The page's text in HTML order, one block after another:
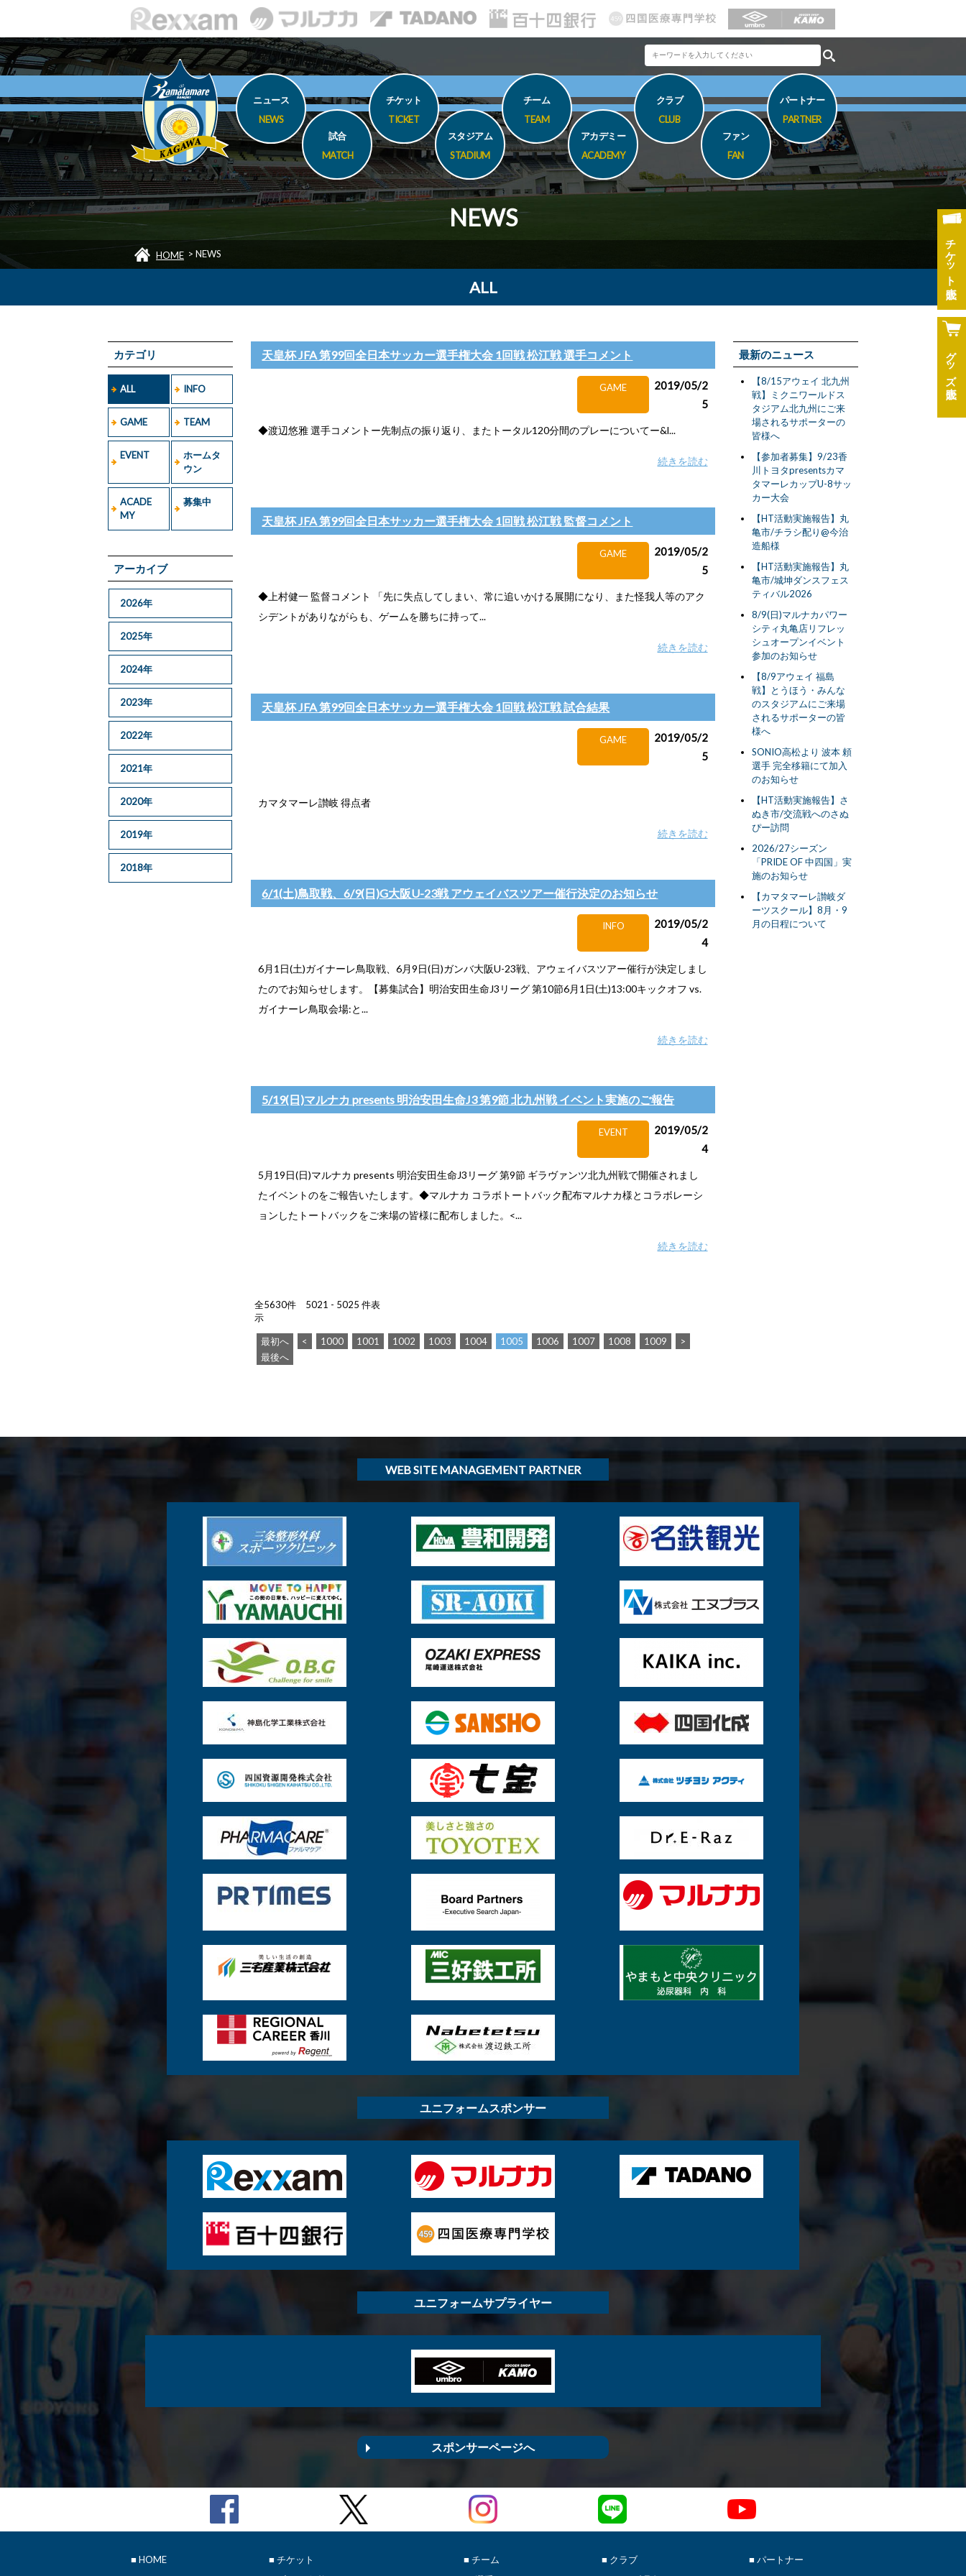
チケット
グッズ
ニュース
NEWS
試合
MATCH
チケット
TICKET
スタジアム
STADIUM
チーム
TEAM
アカデミー
ACADEMY
クラブ
CLUB
ファン
FAN
パートナー
PARTNER
NEWS
HOME > NEWS
ALL
カテゴリ
ALL INFO
GAME TEAM
EVENT
ホームタ
ウン
ACADE
MY
募集中
アーカイブ
2026年
2025年
2024年
2023年
2022年
2021年
2020年
2019年
2018年
天皇杯 JFA 第99回全日本サッカー選手権大会 1回戦 松江戦 選手コメント
GAME
2019/05/2
5
◆渡辺悠雅 選手コメントー先制点の振り返り、またトータル120分間のプレーについてー&l...
続きを読む
天皇杯 JFA 第99回全日本サッカー選手権大会 1回戦 松江戦 監督コメント
GAME
2019/05/2
5
◆上村健一 監督コメント 「先に失点してしまい、常に追いかける展開になり、また怪我人等のアク
シデントがありながらも、ゲームを勝ちに持って...
続きを読む
天皇杯 JFA 第99回全日本サッカー選手権大会 1回戦 松江戦 試合結果
GAME
2019/05/2
5
カマタマーレ讃岐 得点者
続きを読む
6/1(土)鳥取戦、6/9(日)G大阪U-23戦 アウェイバスツアー催行決定のお知らせ
INFO
2019/05/2
4
6月1日(土)ガイナーレ鳥取戦、6月9日(日)ガンバ大阪U-23戦、アウェイバスツアー催行が決定しまし
たのでお知らせします。【募集試合】明治安田生命J3リーグ 第10節6月1日(土)13:00キックオフ vs.
ガイナーレ鳥取会場:と...
続きを読む
5/19(日)マルナカ presents 明治安田生命J3 第9節 北九州戦 イベント実施のご報告
EVENT
2019/05/2
4
5月19日(日)マルナカ presents 明治安田生命J3リーグ 第9節 ギラヴァンツ北九州戦で開催されまし
たイベントのをご報告いたします。◆マルナカ コラボトートバック配布マルナカ様とコラボレーシ
ョンしたトートバックをご来場の皆様に配布しました。<...
続きを読む
全5630件 5021 - 5025 件表
示
最初へ < 1000 1001 1002 1003 1004 1005 1006 1007 1008 1009
>
最後へ
最新のニュース
【8/15アウェイ 北九州
戦】ミクニワールドス
タジアム北九州にご来
場されるサポーターの
皆様へ
【参加者募集】9/23香
川トヨタpresentsカマ
タマーレカップU-8サッ
カー大会
【HT活動実施報告】丸
亀市/チラシ配り@今治
造船様
【HT活動実施報告】丸
亀市/城坤ダンスフェス
ティバル2026
8/9(日)マルナカパワー
シティ丸亀店リフレッ
シュオープンイベント
参加のお知らせ
【8/9アウェイ 福島
戦】とうほう・みんな
のスタジアムにご来場
されるサポーターの皆
様へ
SONIO高松より 波本 頼
選手 完全移籍にて加入
のお知らせ
【HT活動実施報告】さ
ぬき市/交流戦へのさぬ
ぴー訪問
2026/27シーズン
「PRIDE OF 中四国」実
施のお知らせ
【カマタマーレ讃岐ダ
ーツスクール】8月・9
月の日程について
WEB SITE MANAGEMENT PARTNER
ユニフォームスポンサー
ユニフォームサプライヤー
スポンサーページへ
■ HOME
■ チケット
■ チーム
■ クラブ
■ パートナー